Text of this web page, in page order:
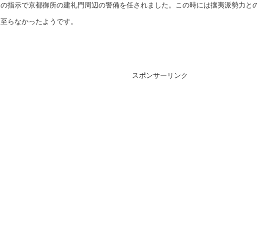
の指示で京都御所の建礼門周辺の警備を任されました。この時には攘夷派勢力と
至らなかったようです。
スポンサーリンク